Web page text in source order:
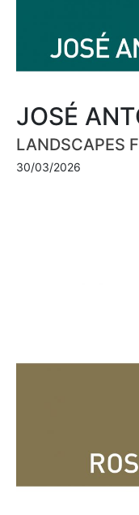
JOSÉ
LANDSCAPES
30/03/2026